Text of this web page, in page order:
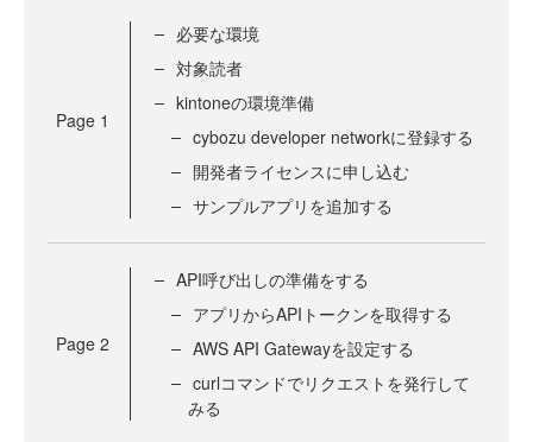
Page 1
必要な環境
対象読者
kintoneの環境準備
cybozu developer networkに登録する
開発者ライセンスに申し込む
サンプルアプリを追加する
Page 2
API呼び出しの準備をする
アプリからAPIトークンを取得する
AWS API Gatewayを設定する
curlコマンドでリクエストを発行して
みる